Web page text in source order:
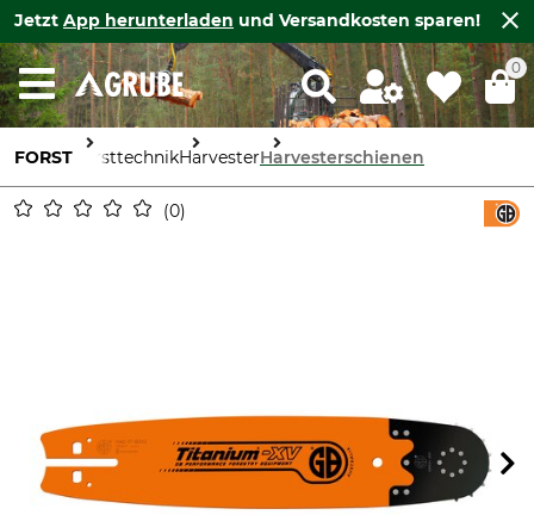
Jetzt App herunterladen und Versandkosten sparen!
0
FORST ForsttechnikHarvesterHarvesterschienen
0